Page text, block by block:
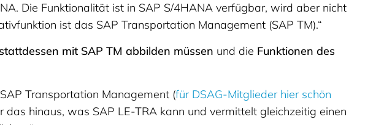
Die Funktionalität ist in SAP S/4HANA verfügbar, wird aber nicht
ist das SAP Transportation Management (SAP TM).“
mit SAP TM abbilden müssen und die Funktionen des
Transportation Management (für DSAG-Mitglieder hier schön
das hinaus, was SAP LE-TRA kann und vermittelt gleichzeitig einen